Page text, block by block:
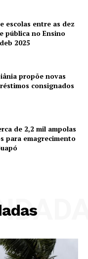
escolas entre as dez
pública no Ensino
2025
propõe novas
consignados
de 2,2 mil ampolas
para emagrecimento